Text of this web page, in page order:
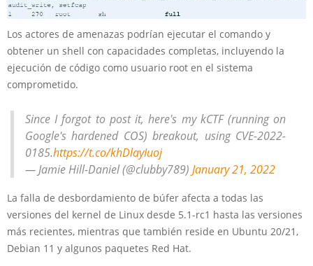
Los actores de amenazas podrían ejecutar el comando y
obtener un shell con capacidades completas, incluyendo la
ejecución de código como usuario root en el sistema
comprometido.
Since I forgot to post it, here's my kCTF (running on
Google's hardened COS) breakout, using CVE-2022-
0185.https://t.co/khDlayIuoj
— Jamie Hill-Daniel (@clubby789) January 21, 2022
La falla de desbordamiento de búfer afecta a todas las
versiones del kernel de Linux desde 5.1-rc1 hasta las versiones
más recientes, mientras que también reside en Ubuntu 20/21,
Debian 11 y algunos paquetes Red Hat.